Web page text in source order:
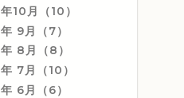
10月（10）
9月（7）
8月（8）
7月（10）
6月（6）